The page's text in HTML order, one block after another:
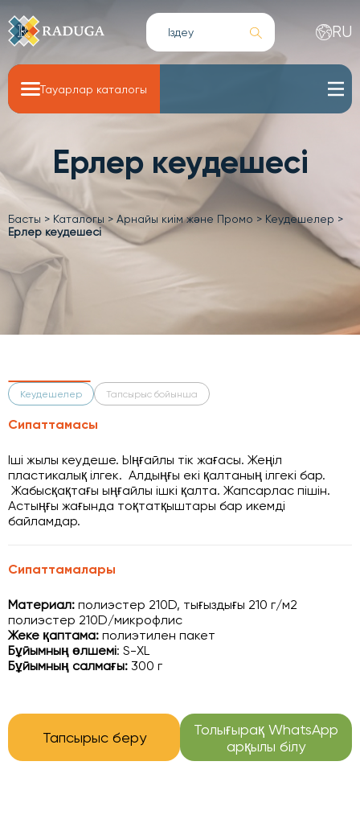
RU
Тауарлар каталогы
Ерлер кеудешесі
Басты > Каталогы > Арнайы киім және Промо > Кеудешелер >
Ерлер кеудешесі
Кеудешелер Тапсырыс бойынша
Сипаттамасы
Іші жылы кеудеше. Ыңғайлы тік жағасы. Жеңіл
пластикалық ілгек. Алдыңғы екі қалтаның ілгекі бар.
Жабысқақтағы ыңғайлы ішкі қалта. Жапсарлас пішін.
Астыңғы жағында тоқтатқыштары бар икемді
байламдар.
Сипаттамалары
Материал: полиэстер 210D, тығыздығы 210 г/м2
полиэстер 210D/микрофлис
Жеке қаптама: полиэтилен пакет
Бұйымның өлшемі: S-XL
Бұйымның салмағы: 300 г
Тапсырыс беру
Толығырақ WhatsApp
арқылы білу